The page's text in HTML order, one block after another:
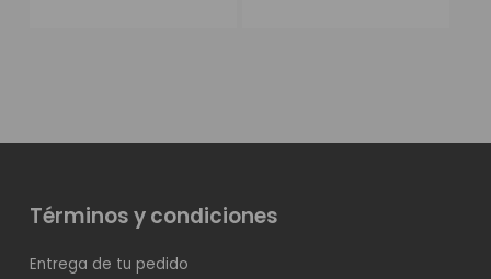
Términos y condiciones
Entrega de tu pedido